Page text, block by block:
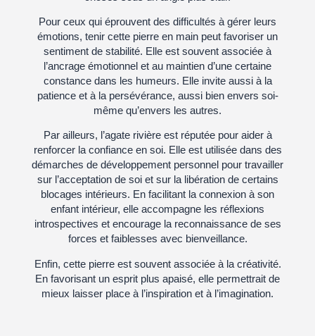
Pour ceux qui éprouvent des difficultés à gérer leurs
émotions, tenir cette pierre en main peut favoriser un
sentiment de stabilité. Elle est souvent associée à
l’ancrage émotionnel et au maintien d’une certaine
constance dans les humeurs. Elle invite aussi à la
patience et à la persévérance, aussi bien envers soi-
même qu’envers les autres.
Par ailleurs, l’agate rivière est réputée pour aider à
renforcer la confiance en soi. Elle est utilisée dans des
démarches de développement personnel pour travailler
sur l’acceptation de soi et sur la libération de certains
blocages intérieurs. En facilitant la connexion à son
enfant intérieur, elle accompagne les réflexions
introspectives et encourage la reconnaissance de ses
forces et faiblesses avec bienveillance.
Enfin, cette pierre est souvent associée à la créativité.
En favorisant un esprit plus apaisé, elle permettrait de
mieux laisser place à l’inspiration et à l’imagination.